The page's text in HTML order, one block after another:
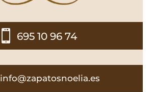
 695 10 96 74
info@zapatosnoelia.es